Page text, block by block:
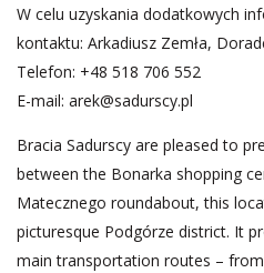
W celu uzyskania dodatkowych
kontaktu: Arkadiusz Zemła,
Telefon: +48 518 706 552
E-mail: arek@sadurscy.pl
Bracia Sadurscy are pleased to
between the Bonarka shopping
Matecznego roundabout, this
picturesque Podgórze district. It
main transportation routes –